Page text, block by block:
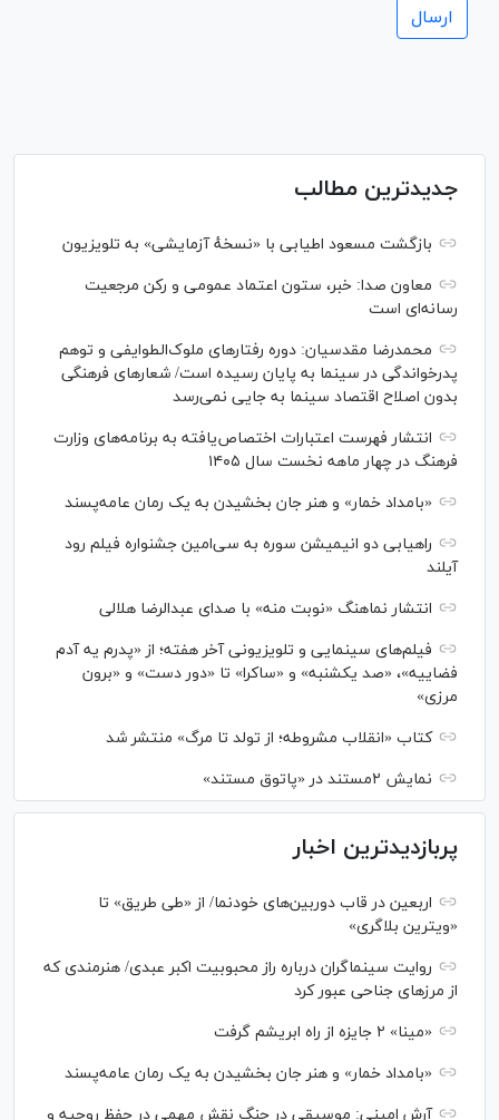
جدیدترین مطالب
بازگشت مسعود اطیابی با «نسخهٔ آزمایشی» به تلویزیون
معاون صدا: خبر، ستون اعتماد عمومی و رکن مرجعیت
رسانه‌ای است
محمدرضا مقدسیان: دوره رفتارهای ملوک‌الطوایفی و توهم
پدرخواندگی در سینما به پایان رسیده است/ شعارهای فرهنگی
بدون اصلاح اقتصاد سینما به جایی نمی‌رسد
انتشار فهرست اعتبارات اختصاص‌یافته به برنامه‌های وزارت
فرهنگ در چهار ماهه نخست سال ۱۴۰۵
«بامداد خمار» و هنر جان بخشیدن به یک رمان عامه‌پسند
راهیابی دو انیمیشن سوره به سی‌امین جشنواره فیلم رود
آیلند
انتشار نماهنگ «نوبت منه» با صدای عبدالرضا هلالی
فیلم‌های سینمایی و تلویزیونی آخر هفته؛ از «پدرم یه آدم
فضاییه»، «صد یکشنبه» و «ساکرا» تا «دور دست» و «برون
مرزی»
کتاب «انقلاب مشروطه؛ از تولد تا مرگ» منتشر شد
نمایش ۲مستند در «پاتوق مستند»
پربازدیدترین اخبار
اربعین در قاب دوربین‌های خودنما/ از «طی طریق» تا
«ویترین بلاگری»
روایت سینماگران درباره راز محبوبیت اکبر عبدی/ هنرمندی که
از مرزهای جناحی عبور کرد
«مینا» ۲ جایزه از راه ابریشم گرفت
«بامداد خمار» و هنر جان بخشیدن به یک رمان عامه‌پسند
آرش امینی: موسیقی در جنگ نقش مهمی در حفظ روحیه و